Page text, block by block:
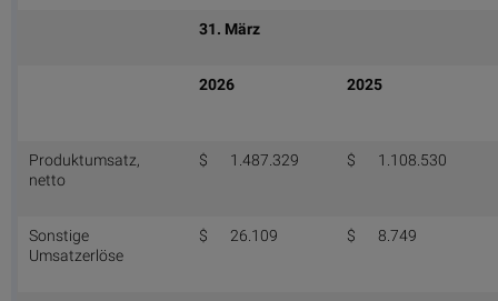
31. März
2026 2025
Produktumsatz,
netto
$ 1.487.329 $ 1.108.530
Sonstige
Umsatzerlöse
$ 26.109 $ 8.749